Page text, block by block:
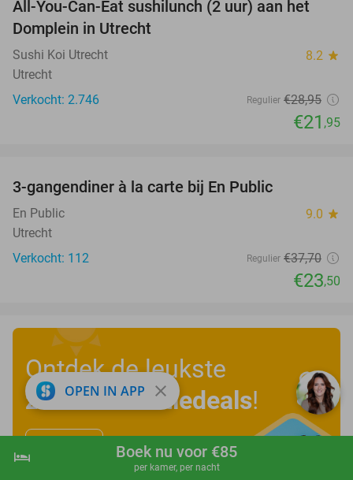
shopping_cart Boek nu
hotel Boek nu voor €85
per kamer, per nacht
24%
All-You-Can-Eat sushilunch (2 uur) aan het
Domplein in Utrecht
Sushi Koi Utrecht 8.2 star
Utrecht
Verkocht: 2.746
Regulier €28,95
€21 ,95
3-gangendiner à la carte bij En Public
En Public 9.0 star
Utrecht
Verkocht: 112
Regulier €37,70
€23,50
Ontdek de leukste
zomervakantiedeals!
OPEN IN APP close